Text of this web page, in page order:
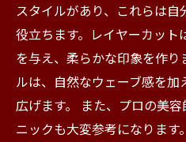
スタイルがあり、これらは
役立ちます。レイヤーカッ
を与え、柔らかな印象を作り
ルは、自然なウェーブ感を加
広げます。 また、プロの美
ニックも大変参考になりま